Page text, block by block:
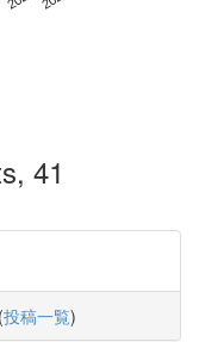
41
(投稿一覧)